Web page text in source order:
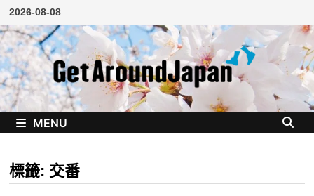
Skip
to
content
2026-08-08
MENU
標籤: 交番